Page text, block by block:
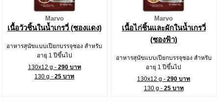
Marvo
เนื้อวัวชิ้นในน้ำเกรวี่ (ซองแดง)
อาหารสุนัขแบบเปียกบรรจุซอง สำหรับ
อายุ 1 ปีขึ้นไป
130x12 g - 290 บาท
130 g -25 บาท
Marvo
เนื้อไก่ชิ้นและผักในน้ำเกรวี่
(ซองฟ้า)
อาหารสุนัขแบบเปียกบรรจุซอง สำหรับ
อายุ 1 ปีขึ้นไป
130x12 g -290 บาท
130 g - 25 บาท